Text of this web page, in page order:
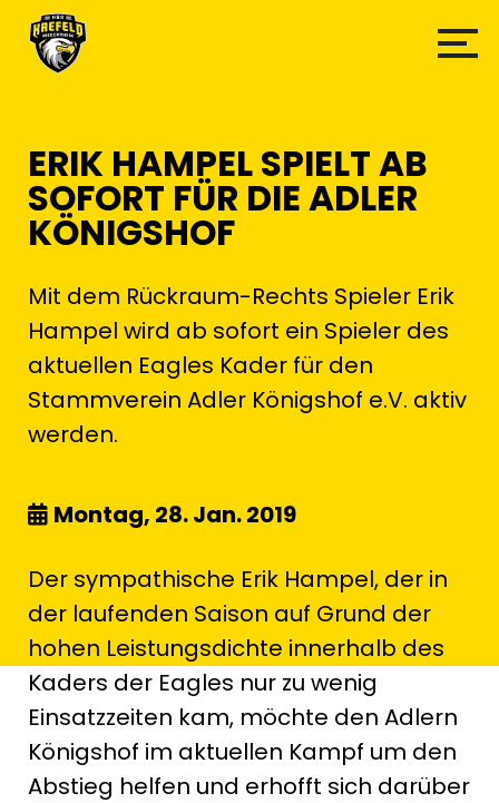
ERIK HAMPEL SPIELT AB
SOFORT FÜR DIE ADLER
KÖNIGSHOF
Mit dem Rückraum-Rechts Spieler Erik
Hampel wird ab sofort ein Spieler des
aktuellen Eagles Kader für den
Stammverein Adler Königshof e.V. aktiv
werden.
Montag, 28. Jan. 2019
Der sympathische Erik Hampel, der in
der laufenden Saison auf Grund der
hohen Leistungsdichte innerhalb des
Kaders der Eagles nur zu wenig
Einsatzzeiten kam, möchte den Adlern
Königshof im aktuellen Kampf um den
Abstieg helfen und erhofft sich darüber